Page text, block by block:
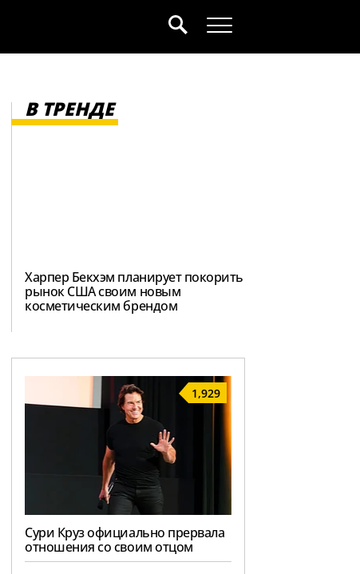
В ТРЕНДЕ
Харпер Бекхэм планирует покорить
рынок США своим новым
косметическим брендом
1,929
Сури Круз официально прервала
отношения со своим отцом